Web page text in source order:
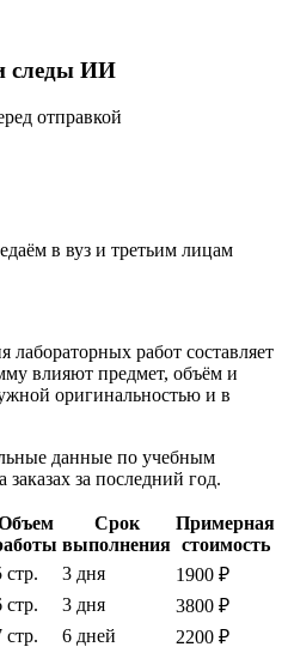
следы ИИ
отправкой
в вуз и третьим лицам
лабораторных работ составляет
влияют предмет, объём и
оригинальностью и в
данные по учебным
за последний год.
Срок
выполнения
Примерная
стоимость
стр. 3 дня
1900 ₽
стр. 3 дня
3800 ₽
стр. 6 дней
2200 ₽